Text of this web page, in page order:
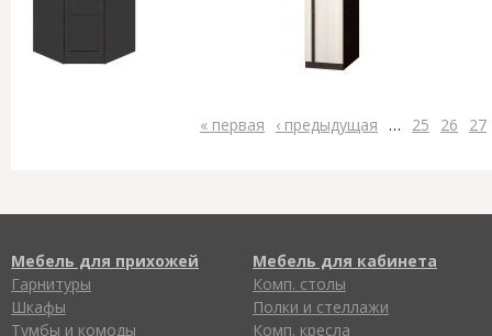
« первая ‹ предыдущая … 25 26 27
Мебель для прихожей
Гарнитуры
Шкафы
Тумбы и комоды
Мебель для кабинета
Комп. столы
Полки и стеллажи
Комп. кресла